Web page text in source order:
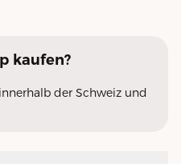
kaufen?
der Schweiz und